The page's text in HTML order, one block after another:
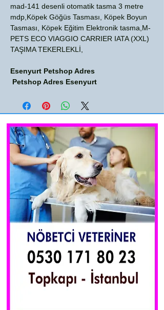
mad-141 desenli otomatik tasma 3 metre
mdp,Köpek Göğüs Tasması, Köpek Boyun
Tasması, Köpek Eğitim Elektronik tasma,M-
PETS ECO VIAGGIO CARRIER IATA (XXL)
TAŞIMA TEKERLEKLİ,
Esenyurt Petshop Adres
Petshop Adres Esenyurt